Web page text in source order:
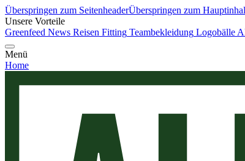
Überspringen zum SeitenheaderÜberspringen zum
Unsere Vorteile
Greenfeed News Reisen Fitting Teambekleidung Logobälle
Menü
Home